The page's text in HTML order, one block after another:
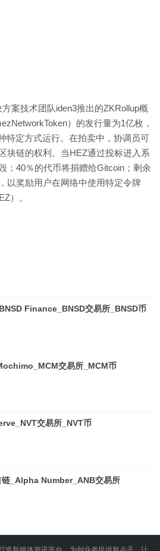
案技术团队iden3推出的ZKRollup概
）的发行量为1亿枚，
特定方式运行。在拍卖中，协调员可
块链的权利。当HEZ通过投标进入系
；40％的代币将捐赠给Gitcoin；剩余
以奖励用户在网络中使用特定令牌
）。
Finance_BNSD交易所_BNSD币
交易所_MCM币
交易所_NVT币
链_Alpha Number_ANB交易所